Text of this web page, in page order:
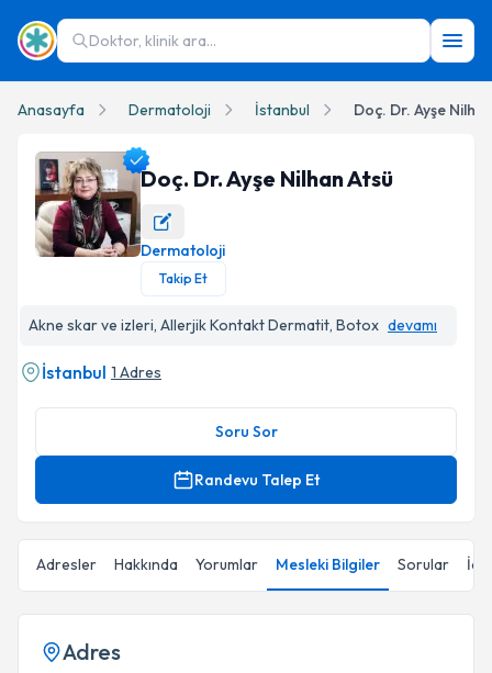
Doktor, klinik ara...
Anasayfa Dermatoloji İstanbul Doç. Dr. Ayşe
Doç. Dr. Ayşe Nilhan Atsü Profil Fotoğrafı
Doç. Dr. Ayşe Nilhan Atsü
Dermatoloji
Takip Et
Akne skar ve izleri, Allerjik Kontakt Dermatit, Botox devamı
İstanbul 1 Adres
Soru Sor
Randevu Talep Et
Adresler Hakkında Yorumlar Mesleki Bilgiler Sorular
Adres